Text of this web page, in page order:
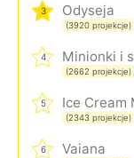
3 Odyseja
(3920 projekcje)
4 Minionki i
(2662 projekcje)
5 Ice Cream
(2343 projekcje)
6 Vaiana